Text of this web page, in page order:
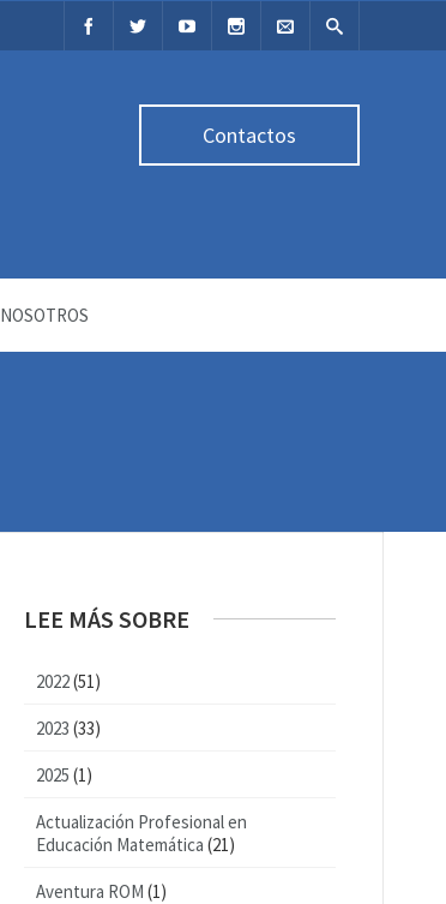
Contactos
NOSOTROS
LEE MÁS SOBRE
2022(51)
2023 (33)
2025 (1)
Actualización Profesional en
Educación Matemática (21)
Aventura ROM (1)